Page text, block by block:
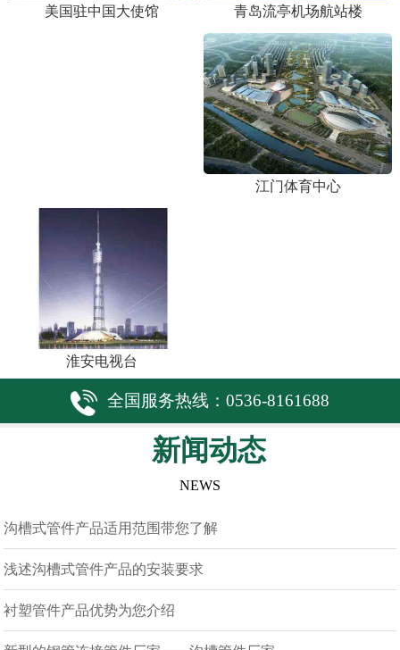
美国驻中国大使馆 青岛流亭机场航站楼
江门体育中心
淮安电视台
全国服务热线：0536-8161688
新闻动态
NEWS
沟槽式管件产品适用范围带您了解
浅述沟槽式管件产品的安装要求
衬塑管件产品优势为您介绍